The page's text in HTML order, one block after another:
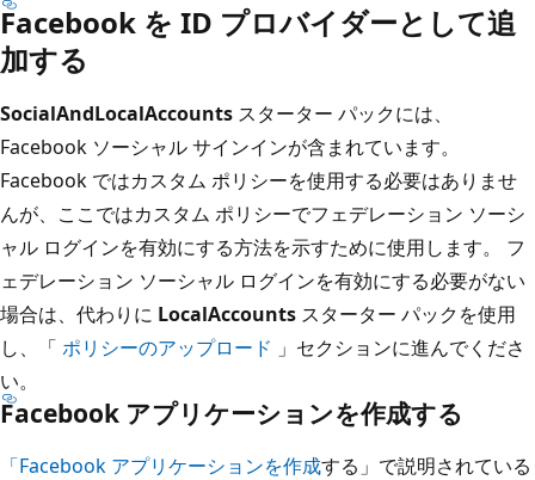
Facebook を ID プロバイダーとして追
加する
SocialAndLocalAccounts スターター パックには、
Facebook ソーシャル サインインが含まれています。
Facebook ではカスタム ポリシーを使用する必要はありませ
んが、ここではカスタム ポリシーでフェデレーション ソーシ
ャル ログインを有効にする方法を示すために使用します。 フ
ェデレーション ソーシャル ログインを有効にする必要がない
場合は、代わりに LocalAccounts スターター パックを使用
し、「 ポリシーのアップロード 」セクションに進んでくださ
い。
Facebook アプリケーションを作成する
「Facebook アプリケーションを作成する」で説明されている